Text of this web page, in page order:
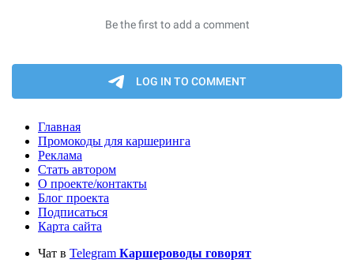
Главная
Промокоды для каршеринга
Реклама
Стать автором
О проекте/контакты
Блог проекта
Подписаться
Карта сайта
Чат в Telegram Каршероводы говорят